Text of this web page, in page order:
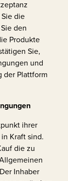
die
den
Produkte
Sie,
und
der Plattform
ihrer
Kraft sind.
die zu
Inhaber